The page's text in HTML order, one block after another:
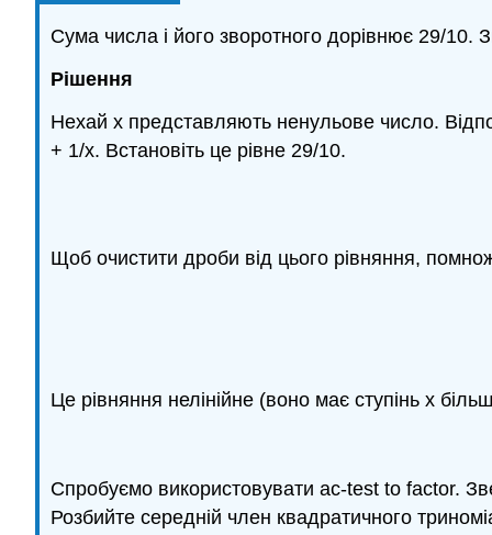
Сума числа і його зворотного дорівнює 29/10.
Рішення
Нехай x представляють ненульове число.
+ 1/x. Встановіть це рівне 29/10.
Щоб очистити дроби від цього рівняння,
Це рівняння нелінійне (воно має ступінь x
Спробуємо використовувати ac-test to factor.
Розбийте середній член квадратичного